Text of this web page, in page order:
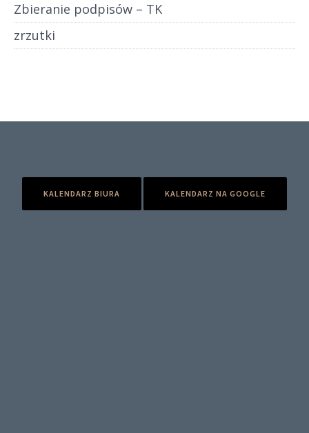
Zbieranie podpisów – TK
zrzutki
KALENDARZ BIURA KALENDARZ NA GOOGLE